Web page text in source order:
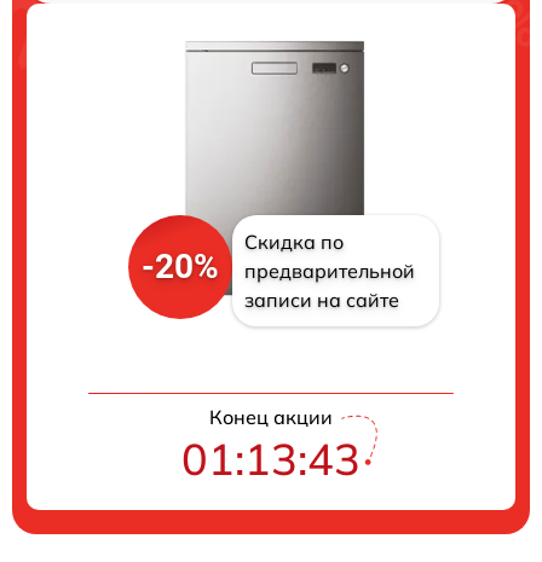
-20%
Скидка по
предварительной
записи на сайте
Конец акции
01:13:42